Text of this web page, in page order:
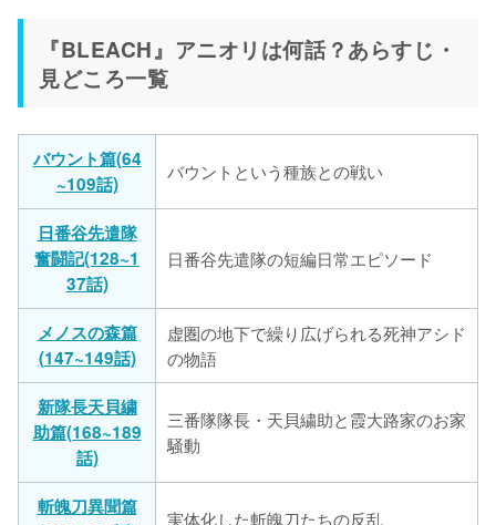
『BLEACH』アニオリは何話？あらすじ・
見どころ一覧
バウント篇(64
~109話)
バウントという種族との戦い
日番谷先遣隊
奮闘記(128~1
37話)
日番谷先遣隊の短編日常エピソード
メノスの森篇
(147~149話)
虚圏の地下で繰り広げられる死神アシド
の物語
新隊長天貝繍
助篇(168~189
話)
三番隊隊長・天貝繍助と霞大路家のお家
騒動
斬魄刀異聞篇
実体化した斬魄刀たちの反乱